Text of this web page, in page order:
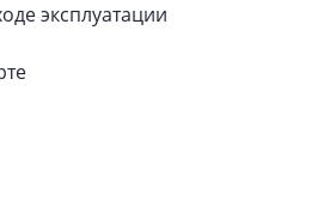
эксплуатации